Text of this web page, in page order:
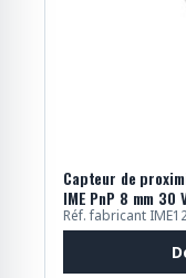
Capteur de
IME PnP 8 mm 30
Réf. fabricant